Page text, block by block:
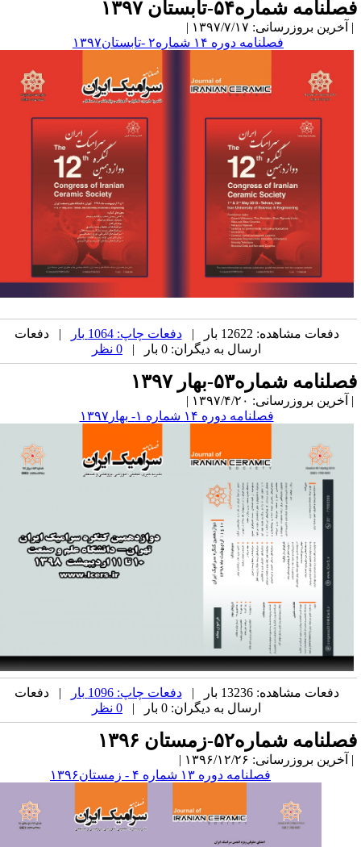
شماره۵۴-تابستان ۱۳۹۷
بروزرسانی: ۱۳۹۷/۷/۱۷ |
فصلنامه دوره ۱۴ شماره۲ -تابستان۱۳۹۷
دفعات مشاهده: 12622 بار | دفعات چاپ: 1064 بار
| دفعات
ارسال به دیگران: 0 بار |
شماره۵۳-بهار ۱۳۹۷
بروزرسانی: ۱۳۹۷/۴/۲۰ |
فصلنامه دوره ۱۴ شماره ۱- بهار۱۳۹۷
دفعات مشاهده: 13236 بار | دفعات چاپ: 1096 بار
| دفعات
ارسال به دیگران: 0 بار |
شماره۵۲-زمستان ۱۳۹۶
بروزرسانی: ۱۳۹۶/۱۲/۲۶ |
فصلنامه دوره ۱۳ شماره ۴ - زمستان۱۳۹۶